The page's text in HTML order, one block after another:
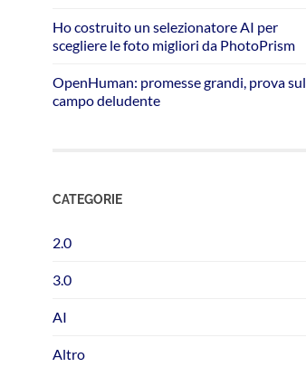
Ho costruito un selezionatore AI per
scegliere le foto migliori da PhotoPrism
OpenHuman: promesse grandi, prova sul
campo deludente
CATEGORIE
2.0
3.0
AI
Altro